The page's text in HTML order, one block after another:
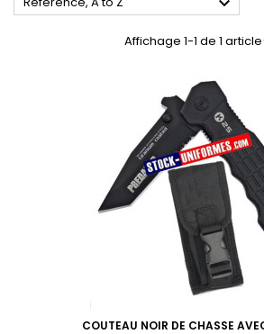
Affichage 1-1 de 1
COUTEAU NOIR DE CHASSE